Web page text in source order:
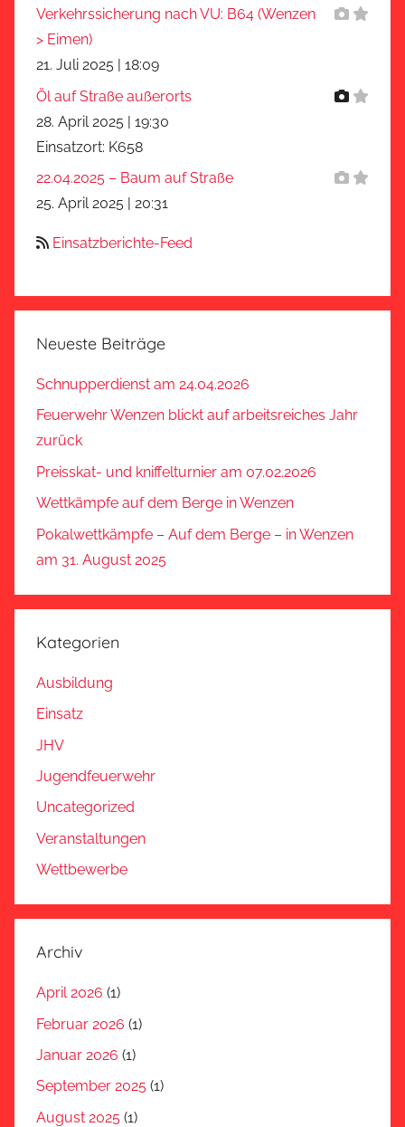
Verkehrssicherung nach VU: B64 (Wenzen
> Eimen)
21. Juli 2025
18:09
Öl auf Straße außerorts
28. April 2025 | 19:30
Einsatzort: K658
22.04.2025 – Baum auf Straße
25. April 2025 | 20:31
Einsatzberichte-Feed
Neueste Beiträge
Schnupperdienst am 24.04.2026
Feuerwehr Wenzen blickt auf arbeitsreiches Jahr
zurück
Preisskat- und kniffelturnier am 07.02.2026
Wettkämpfe auf dem Berge in Wenzen
Pokalwettkämpfe – Auf dem Berge – in Wenzen
am 31. August 2025
Kategorien
Ausbildung
Einsatz
JHV
Jugendfeuerwehr
Uncategorized
Veranstaltungen
Wettbewerbe
Archiv
April 2026 (1)
Februar 2026 (1)
Januar 2026 (1)
September 2025 (1)
August 2025 (1)